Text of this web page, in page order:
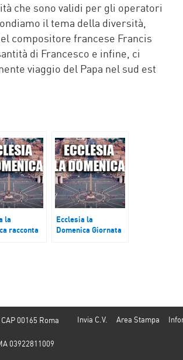
che sono validi per gli operatori
il tema della diversità,
compositore francese Francis
di Francesco e infine, ci
viaggio del Papa nel sud est
la
racconta
Ecclesia la
Domenica Giornata
Invia C.V. Area Stampa
00165 Roma
03922811009